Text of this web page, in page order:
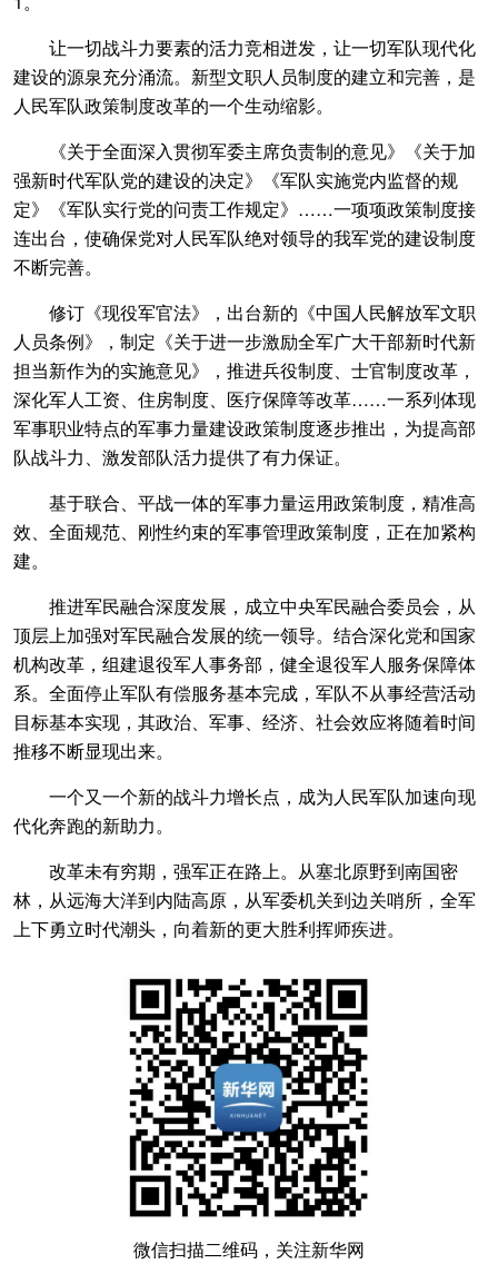
让一切战斗力要素的活力竞相迸发，让一切军队现代化
建设的源泉充分涌流。新型文职人员制度的建立和完善，是
人民军队政策制度改革的一个生动缩影。
《关于全面深入贯彻军委主席负责制的意见》《关于加
强新时代军队党的建设的决定》《军队实施党内监督的规
定》《军队实行党的问责工作规定》……一项项政策制度接
连出台，使确保党对人民军队绝对领导的我军党的建设制度
不断完善。
修订《现役军官法》，出台新的《中国人民解放军文职
人员条例》，制定《关于进一步激励全军广大干部新时代新
担当新作为的实施意见》，推进兵役制度、士官制度改革，
深化军人工资、住房制度、医疗保障等改革……一系列体现
军事职业特点的军事力量建设政策制度逐步推出，为提高部
队战斗力、激发部队活力提供了有力保证。
基于联合、平战一体的军事力量运用政策制度，精准高
效、全面规范、刚性约束的军事管理政策制度，正在加紧构
建。
推进军民融合深度发展，成立中央军民融合委员会，从
顶层上加强对军民融合发展的统一领导。结合深化党和国家
机构改革，组建退役军人事务部，健全退役军人服务保障体
系。全面停止军队有偿服务基本完成，军队不从事经营活动
目标基本实现，其政治、军事、经济、社会效应将随着时间
推移不断显现出来。
一个又一个新的战斗力增长点，成为人民军队加速向现
代化奔跑的新助力。
改革未有穷期，强军正在路上。从塞北原野到南国密
林，从远海大洋到内陆高原，从军委机关到边关哨所，全军
上下勇立时代潮头，向着新的更大胜利挥师疾进。
微信扫描二维码，关注新华网